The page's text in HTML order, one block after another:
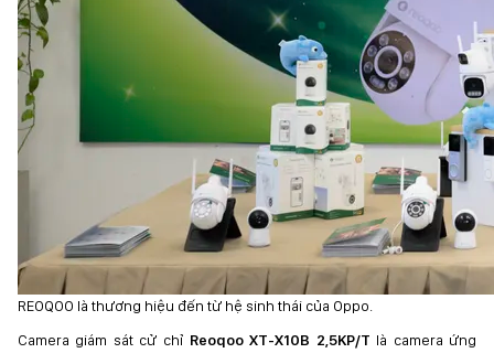
REOQOO là thương hiệu đến từ hệ sinh thái của Oppo.
Camera giám sát cử chỉ Reoqoo XT-X10B 2,5KP/T là camera ứng